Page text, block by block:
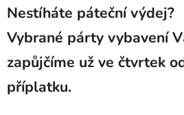
Nestíháte páteční výdej?
Vybrané párty vybavení
zapůjčíme už ve čtvrtek
příplatku.